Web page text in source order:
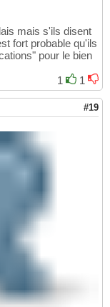
mais s'ils disent
fort probable qu'ils
pour le bien
1
1
#19